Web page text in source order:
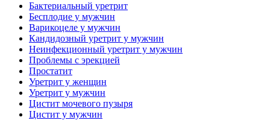
Бактериальный уретрит
Бесплодие у мужчин
Варикоцеле у мужчин
Кандидозный уретрит у мужчин
Неинфекционный уретрит у мужчин
Проблемы с эрекцией
Простатит
Уретрит у женщин
Уретрит у мужчин
Цистит мочевого пузыря
Цистит у мужчин